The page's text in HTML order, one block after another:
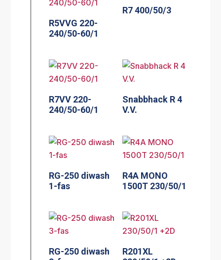
R5VVG 220-
240/50-60/1
R7 400/50/3
R7VV 220-
240/50-60/1
Snabbhack R 4
V.V.
RG-250 diwash
1-fas
R4A MONO
1500T 230/50/1
RG-250 diwash
R201XL